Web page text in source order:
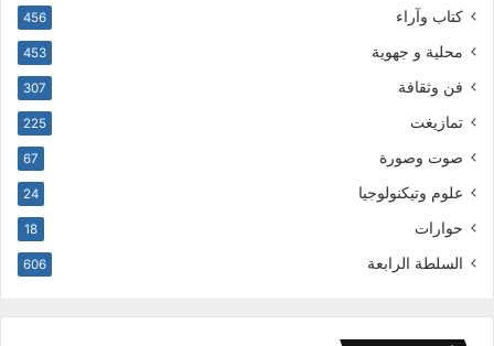
كتاب وآراء 456
محلية و جهوية 453
فن وثقافة 307
تمازيغت 225
صوت وصورة 67
علوم وتيكنولوجيا 24
حوارات 18
السلطة الرابعة 606